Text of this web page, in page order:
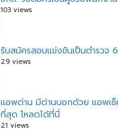
103 views
รับสมัครสอบแข่งขันเป็นตำรวจ
29 views
แอพด่าน มีด่านบอกด้วย แอพเ
ที่สุด โหลดได้ที่นี่
21 views